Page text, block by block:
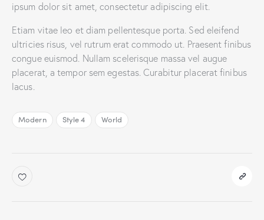
ipsum dolor sit amet, consectetur adipiscing elit.
Etiam vitae leo et diam pellentesque porta. Sed eleifend
ultricies risus, vel rutrum erat commodo ut. Praesent finibus
congue euismod. Nullam scelerisque massa vel augue
placerat, a tempor sem egestas. Curabitur placerat finibus
lacus.
Modern Style 4 World